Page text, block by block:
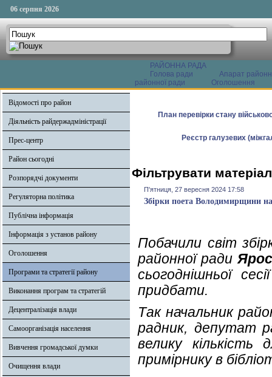
06 серпня 2026
РАЙОННА РАДА
Голова ради
Апарат
районної ради
Оголошення
Відомості про район
Діяльність райдержадміністрації
Прес-центр
Район сьогодні
Розпорядчі документи
Регуляторна політика
Публічна інформація
Інформація з установ району
Оголошення
Програми та стратегії району
Виконання програм та стратегій
Децентралізація влади
Самоорганізація населення
Вивчення громадської думки
Очищення влади
План перевірки стану
Реєстр галузевих
Фільтрувати
П'ятниця, 27 вересня 2024 17:58
Збірки поета Володимирщини
Побачили світ
районної ради
сьогоднішньої
придбати.
Так начальник
радник, депутат
велику
примірнику в